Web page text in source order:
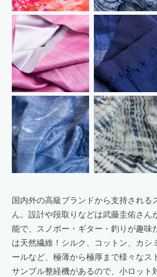
国内外の高級ブランドから支持される
ん。設計や段取りなどは武藤圭佑さん
能で、スノボー・ギター・釣りが趣味
は天然繊維！シルク、コットン、カシ
ールなど、極薄から極厚まで様々なス
サンプル整経機があるので、小ロット